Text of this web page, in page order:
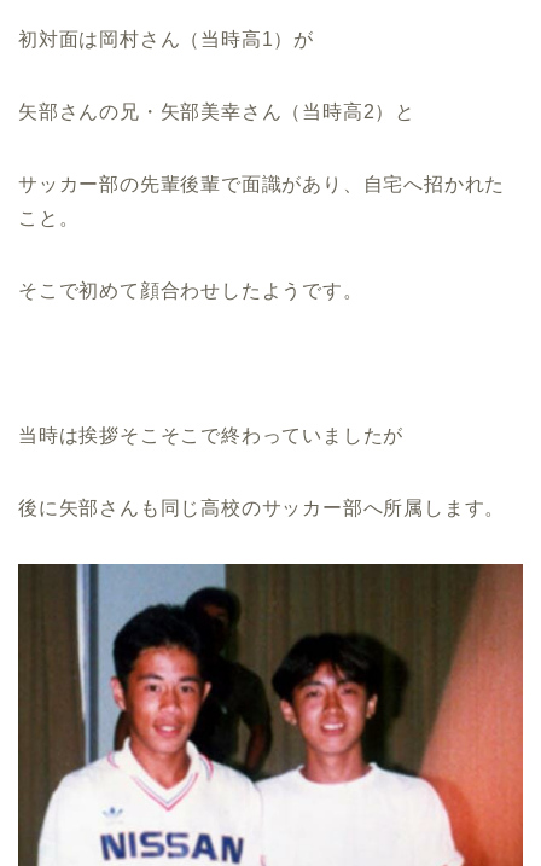
初対面は岡村さん（当時高1）が
矢部さんの兄・矢部美幸さん（当時高2）と
サッカー部の先輩後輩で面識があり、自宅へ招かれた
こと。
そこで初めて顔合わせしたようです。
当時は挨拶そこそこで終わっていましたが
後に矢部さんも同じ高校のサッカー部へ所属します。